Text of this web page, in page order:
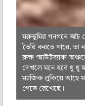
মরুভূমির গনগনে আঁচ
তৈরি করতে পারে, তা
রুক্ষ ‘আউটব্যাক’
দেখলে মনে হবে ধূ ধূ
ম্যাজিক লুকিয়ে আছে
পেতে রেখেছে।